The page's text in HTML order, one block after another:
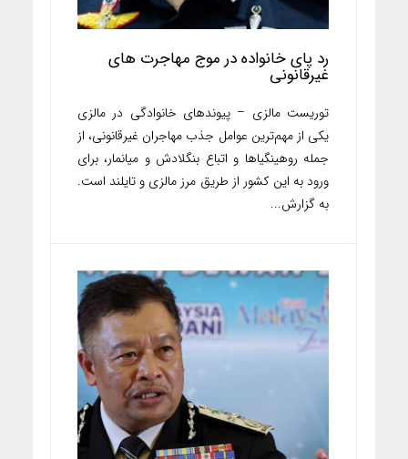
رد پای خانواده‌ در موج مهاجرت های
غیرقانونی
توریست مالزی – پیوندهای خانوادگی در مالزی
یکی از مهم‌ترین عوامل جذب مهاجران غیرقانونی، از
جمله روهینگیاها و اتباع بنگلادش و میانمار، برای
ورود به این کشور از طریق مرز مالزی و تایلند است.
به گزارش...